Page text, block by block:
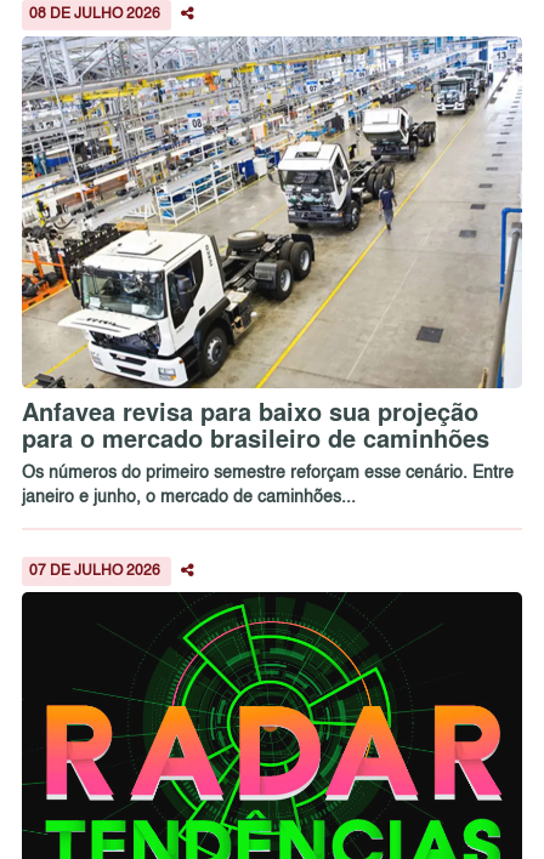
08 DE JULHO 2026
Anfavea revisa para baixo sua projeção
para o mercado brasileiro de caminhões
Os números do primeiro semestre reforçam esse cenário. Entre
janeiro e junho, o mercado de caminhões...
07 DE JULHO 2026